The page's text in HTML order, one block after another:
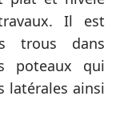
Il est
trous dans
poteaux qui
latérales ainsi